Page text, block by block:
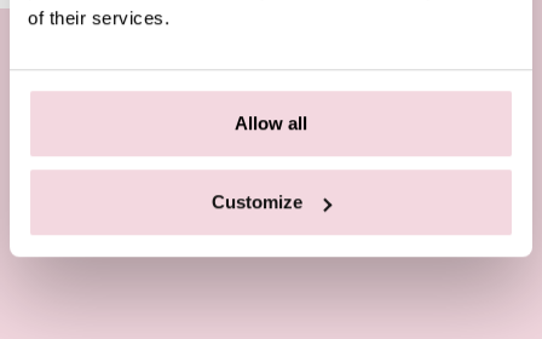
of their services.
Allow all
Customize
hebben we nieuwe pizza’s toegevoegd die het
beste laten zien van de authentieke
Napolitaanse pizza. Ons nieuwe menu biedt
voor ieder wat wils.